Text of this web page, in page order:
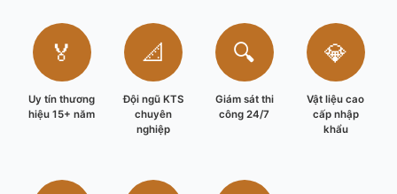
🏅
Uy tín thương
hiệu 15+ năm
📐
Đội ngũ KTS
chuyên
nghiệp
🔍
Giám sát thi
công 24/7
💎
Vật liệu cao
cấp nhập
khẩu